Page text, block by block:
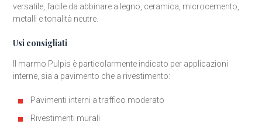
versatile, facile da abbinare a legno, ceramica, microcemento,
metalli e tonalità neutre.
Usi consigliati
Il marmo Pulpis è particolarmente indicato per applicazioni
interne, sia a pavimento che a rivestimento:
Pavimenti interni a traffico moderato
Rivestimenti murali